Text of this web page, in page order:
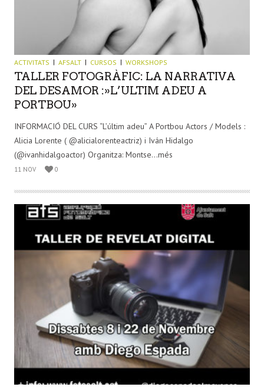
ACTIVITATS AFSALT CURSOS WORKSHOPS
TALLER FOTOGRÀFIC: LA NARRATIVA
DEL DESAMOR :»L’ULTIM ADEU A
PORTBOU»
INFORMACIÓ DEL CURS “L’últim adeu” A Portbou Actors / Models :
Alicia Lorente ( @alicialorenteactriz) i Iván Hidalgo
(@ivanhidalgoactor) Organitza: Montse...més
11 NOV 0